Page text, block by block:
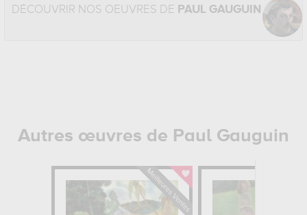
DÉCOUVRIR NOS OEUVRES DE PAUL GAUGUIN
Autres œuvres de Paul Gauguin